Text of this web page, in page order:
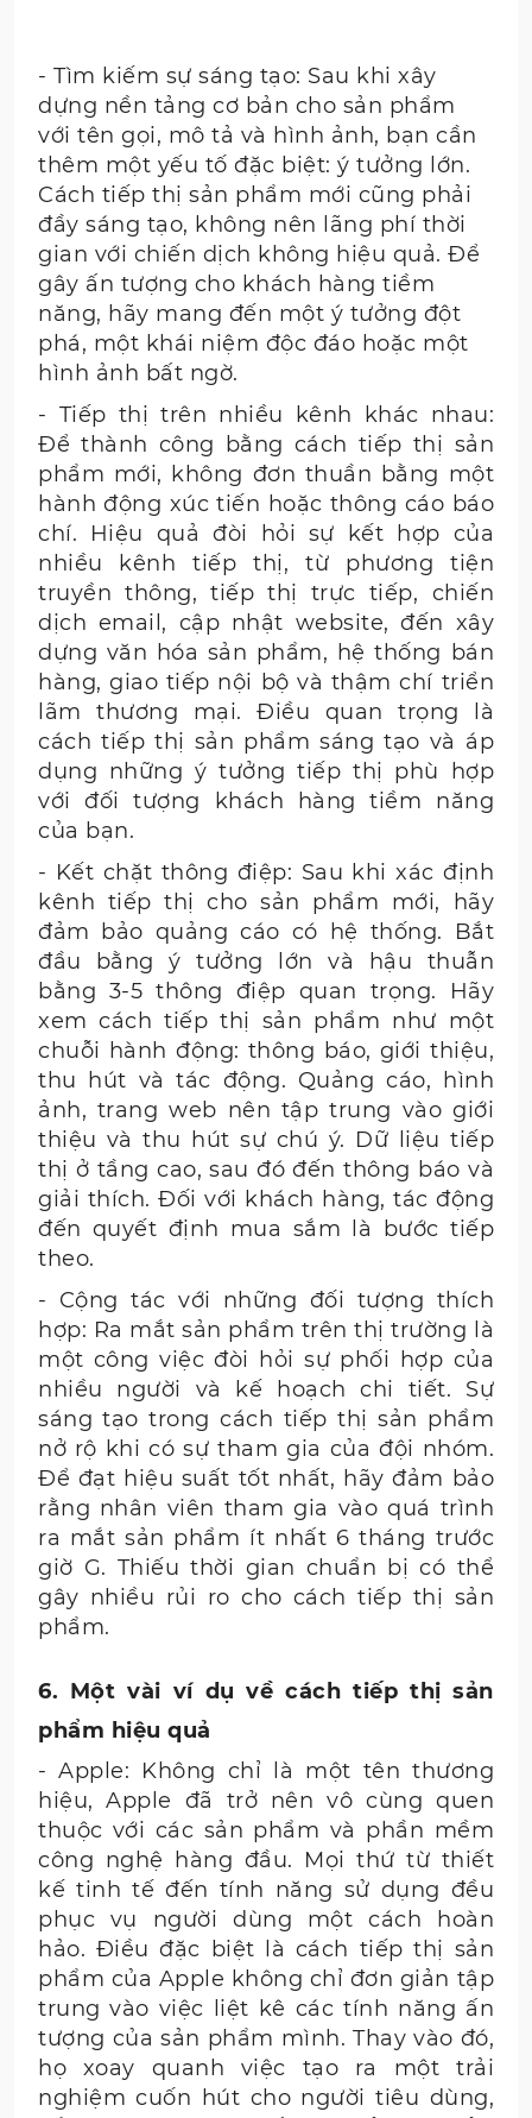
- Tìm kiếm sự sáng tạo: Sau khi xây
dựng nền tảng cơ bản cho sản phẩm
với tên gọi, mô tả và hình ảnh, bạn cần
thêm một yếu tố đặc biệt: ý tưởng lớn.
Cách tiếp thị sản phẩm mới cũng phải
đầy sáng tạo, không nên lãng phí thời
gian với chiến dịch không hiệu quả. Để
gây ấn tượng cho khách hàng tiềm
năng, hãy mang đến một ý tưởng đột
phá, một khái niệm độc đáo hoặc một
hình ảnh bất ngờ.
- Tiếp thị trên nhiều kênh khác nhau:
Để thành công bằng cách tiếp thị sản
phẩm mới, không đơn thuần bằng một
hành động xúc tiến hoặc thông cáo báo
chí. Hiệu quả đòi hỏi sự kết hợp của
nhiều kênh tiếp thị, từ phương tiện
truyền thông, tiếp thị trực tiếp, chiến
dịch email, cập nhật website, đến xây
dựng văn hóa sản phẩm, hệ thống bán
hàng, giao tiếp nội bộ và thậm chí triển
lãm thương mại. Điều quan trọng là
cách tiếp thị sản phẩm sáng tạo và áp
dụng những ý tưởng tiếp thị phù hợp
với đối tượng khách hàng tiềm năng
của bạn.
- Kết chặt thông điệp: Sau khi xác định
kênh tiếp thị cho sản phẩm mới, hãy
đảm bảo quảng cáo có hệ thống. Bắt
đầu bằng ý tưởng lớn và hậu thuẫn
bằng 3-5 thông điệp quan trọng. Hãy
xem cách tiếp thị sản phẩm như một
chuỗi hành động: thông báo, giới thiệu,
thu hút và tác động. Quảng cáo, hình
ảnh, trang web nên tập trung vào giới
thiệu và thu hút sự chú ý. Dữ liệu tiếp
thị ở tầng cao, sau đó đến thông báo và
giải thích. Đối với khách hàng, tác động
đến quyết định mua sắm là bước tiếp
theo.
- Cộng tác với những đối tượng thích
hợp: Ra mắt sản phẩm trên thị trường là
một công việc đòi hỏi sự phối hợp của
nhiều người và kế hoạch chi tiết. Sự
sáng tạo trong cách tiếp thị sản phẩm
nở rộ khi có sự tham gia của đội nhóm.
Để đạt hiệu suất tốt nhất, hãy đảm bảo
rằng nhân viên tham gia vào quá trình
ra mắt sản phẩm ít nhất 6 tháng trước
giờ G. Thiếu thời gian chuẩn bị có thể
gây nhiều rủi ro cho cách tiếp thị sản
phẩm.
6. Một vài ví dụ về cách tiếp thị sản
phẩm hiệu quả
- Apple: Không chỉ là một tên thương
hiệu, Apple đã trở nên vô cùng quen
thuộc với các sản phẩm và phần mềm
công nghệ hàng đầu. Mọi thứ từ thiết
kế tinh tế đến tính năng sử dụng đều
phục vụ người dùng một cách hoàn
hảo. Điều đặc biệt là cách tiếp thị sản
phẩm của Apple không chỉ đơn giản tập
trung vào việc liệt kê các tính năng ấn
tượng của sản phẩm mình. Thay vào đó,
họ xoay quanh việc tạo ra một trải
nghiệm cuốn hút cho người tiêu dùng,